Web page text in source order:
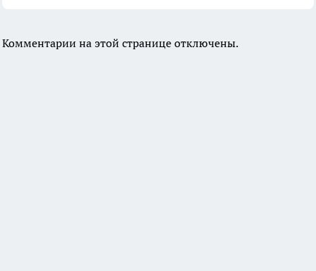
Комментарии на этой странице отключены.